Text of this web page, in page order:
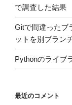
で調査した結果
Gitで間違ったブ
ットを別ブラン
Pythonのライブ
最近のコメント